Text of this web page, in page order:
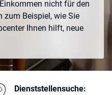
nicht für den
zum Beispiel, wie Sie
Ihnen hilft, neue
Dienststellensuche: